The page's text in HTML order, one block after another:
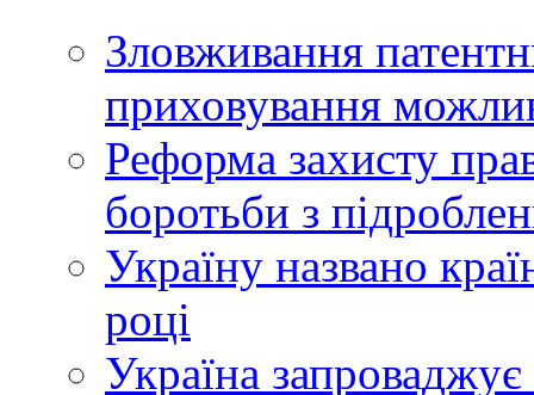
Зловживання
приховування
Реформа захисту
боротьби з
Україну названо
році
Україна